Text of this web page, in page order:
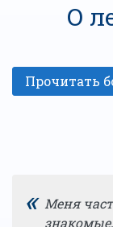
О
« Меня